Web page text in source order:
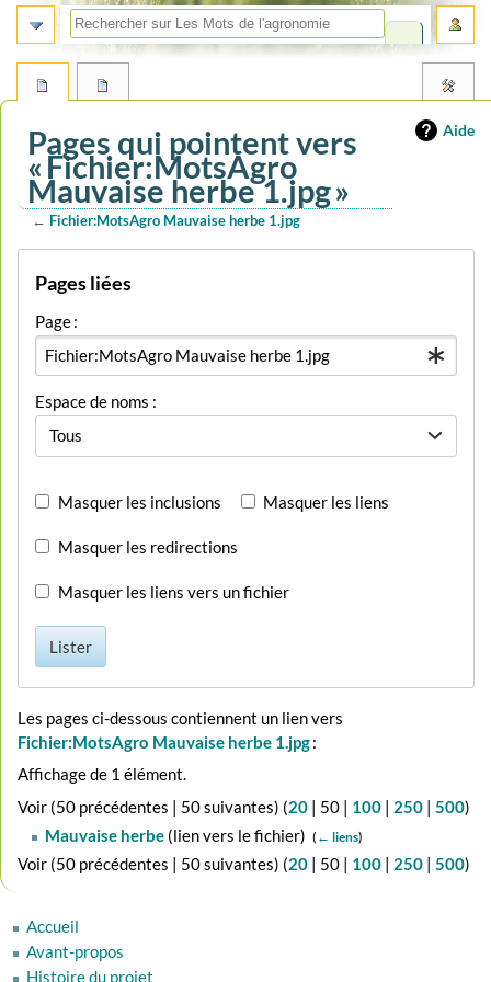
Aide
Pages qui pointent vers
« Fichier:MotsAgro
Mauvaise herbe 1.jpg »
← Fichier:MotsAgro Mauvaise herbe 1.jpg
navigation
recherche
Pages liées
Page :
Espace de noms :
Tous
Masquer les inclusions Masquer les liens
Masquer les redirections
Masquer les liens vers un fichier
Lister
Les pages ci-dessous contiennent un lien vers
Fichier:MotsAgro Mauvaise herbe 1.jpg:
Affichage de 1 élément.
Voir (50 précédentes | 50 suivantes) (20 | 50 | 100 | 250 |500)
Mauvaise herbe(lien vers le fichier) ‎ ( ← liens)
Voir (50 précédentes | 50 suivantes) (20 | 50 | 100 | 250 |500)
Accueil
Avant-propos
Histoire du projet